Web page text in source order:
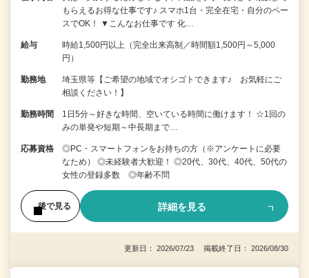
もらえるお得な仕事です♪ スマホ1台・完全在宅・自分のペー
スでOK！ ▼こんなお仕事です 化…
給与
時給1,500円以上（完全出来高制／時間額1,500円～5,000
円）
勤務地
埼玉県等【ご希望の地域でオシゴトできます♪ お気軽にご
相談ください！】
勤務時間
1日5分～好きな時間、空いている時間に働けます！ ☆1回の
みの単発や短期～中長期まで…
応募資格
◎PC・スマートフォンをお持ちの方（※アンケートに必要
なため） ◎未経験者大歓迎！ ◎20代、30代、40代、50代の
女性の登録多数 ◎年齢不問
後で見る 詳細を見る
更新日： 2026/07/23 掲載終了日： 2026/08/30